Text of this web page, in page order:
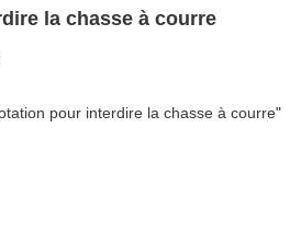
la chasse à courre